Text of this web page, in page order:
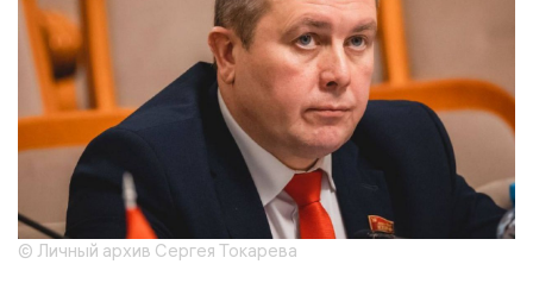
© Личный архив Сергея Токарева